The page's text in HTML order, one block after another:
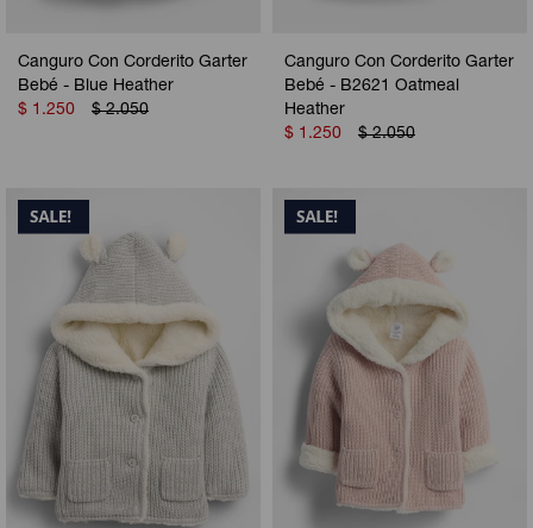
Canguro Con Corderito Garter
Bebé - Blue Heather
$ 1.250 $ 2.050
Canguro Con Corderito Garter
Bebé - B2621 Oatmeal
Heather
$ 1.250 $ 2.050